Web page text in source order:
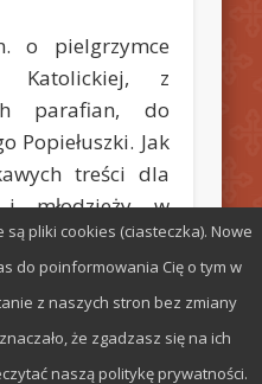
o pielgrzymce
Katolickiej, z
parafian, do
Popiełuszki. Jak
treści dla
i młodzieży w
Radomiu
pliki cookies (ciasteczka). Nowe
do poinformowania Cię o tym w
z naszych stron bez zmiany
że zgadzasz się na ich
naszą politykę prywatności.